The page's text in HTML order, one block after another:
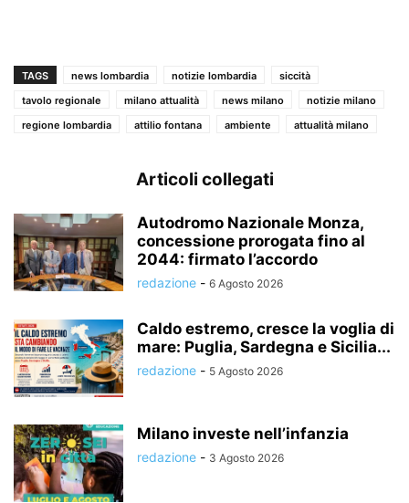
TAGS news lombardia notizie lombardia
siccità
tavolo regionale
milano attualità news milano
notizie milano
regione lombardia
attilio fontana ambiente attualità milano
Articoli collegati
Autodromo Nazionale Monza,
concessione prorogata fino al
2044: firmato l’accordo
redazione - 6 Agosto 2026
Caldo estremo, cresce la voglia di
mare: Puglia, Sardegna e Sicilia...
redazione - 5 Agosto 2026
Milano investe nell’infanzia
redazione - 3 Agosto 2026